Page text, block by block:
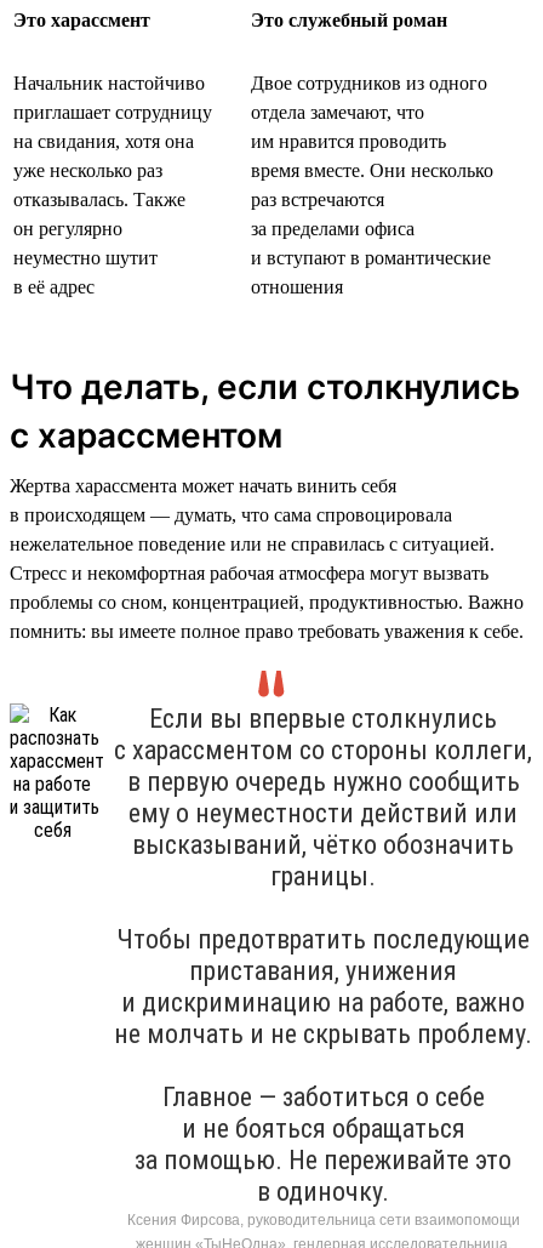
Это харассмент Это служебный роман
Начальник настойчиво
приглашает сотрудницу
на свидания, хотя она
уже несколько раз
отказывалась. Также
он регулярно
неуместно шутит
в её адрес
Двое сотрудников из одного
отдела замечают, что
им нравится проводить
время вместе. Они несколько
раз встречаются
за пределами офиса
и вступают в романтические
отношения
Что делать, если столкнулись
с харассментом
Жертва харассмента может начать винить себя
в происходящем — думать, что сама спровоцировала
нежелательное поведение или не справилась с ситуацией.
Стресс и некомфортная рабочая атмосфера могут вызвать
проблемы со сном, концентрацией, продуктивностью. Важно
помнить: вы имеете полное право требовать уважения к себе.
Если вы впервые столкнулись
с харассментом со стороны коллеги,
в первую очередь нужно сообщить
ему о неуместности действий или
высказываний, чётко обозначить
границы.
Чтобы предотвратить последующие
приставания, унижения
и дискриминацию на работе, важно
не молчать и не скрывать проблему.
Главное — заботиться о себе
и не бояться обращаться
за помощью. Не переживайте это
в одиночку.
Ксения Фирсова, руководительница сети взаимопомощи
женщин «ТыНеОдна», гендерная исследовательница,